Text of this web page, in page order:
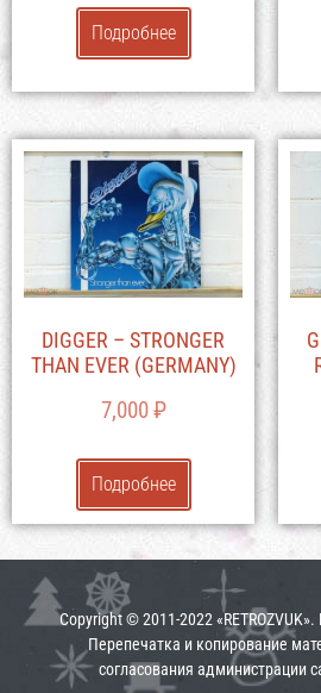
Подробнее
DIGGER – STRONGER
THAN EVER (GERMANY)
7,000₽
Подробнее
Copyright © 2011-2022
Перепечатка и копирование
согласования администрации